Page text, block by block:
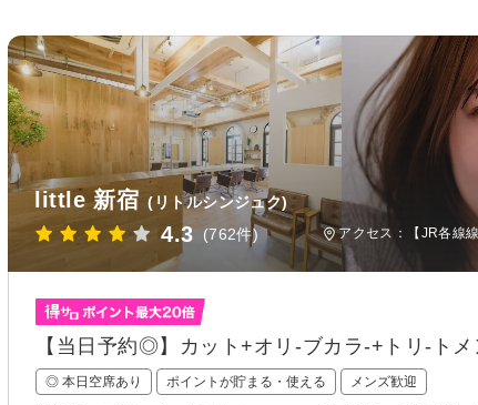
little 新宿 (リトルシンジュク)
4.3 (762件) アクセス：【JR各線
【当日予約◎】カット+オリ-ブカラ-+トリ-ト
◎ 本日空席あり ポイントが貯まる・使える メンズ歓迎